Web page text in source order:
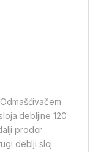
debljine 120
prodor
deblji sloj.